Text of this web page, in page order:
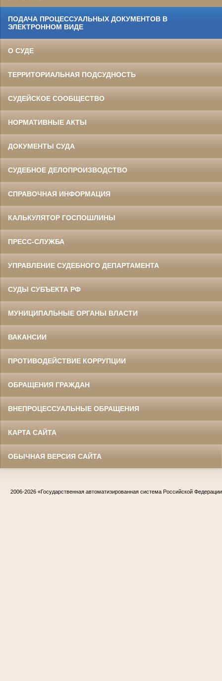
ПОДАЧА ПРОЦЕССУАЛЬНЫХ ДОКУМЕНТОВ В
ЭЛЕКТРОННОМ ВИДЕ
О СУДЕ
ТЕРРИТОРИАЛЬНАЯ ПОДСУДНОСТЬ
СУДЕЙСКОЕ СООБЩЕСТВО
НОРМАТИВНЫЕ АКТЫ
ДОКУМЕНТЫ СУДА
СУДЕБНОЕ ДЕЛОПРОИЗВОДСТВО
СПРАВОЧНАЯ ИНФОРМАЦИЯ
КАЛЬКУЛЯТОР ГОСПОШЛИНЫ
ПРЕСС-СЛУЖБА
УПРАВЛЕНИЕ СУДЕБНОГО ДЕПАРТАМЕНТА
СУДЫ СУБЪЕКТА РФ
МУНИЦИПАЛЬНЫЕ ОРГАНЫ ВЛАСТИ
ВАКАНСИИ
ПРОТИВОДЕЙСТВИЕ КОРРУПЦИИ
ОБРАЩЕНИЯ ГРАЖДАН
ВНЕПРОЦЕССУАЛЬНЫЕ ОБРАЩЕНИЯ
КАРТА САЙТА
ОБЫЧНАЯ ВЕРСИЯ САЙТА
2006-2026 «Государственная автоматизированная система Российской